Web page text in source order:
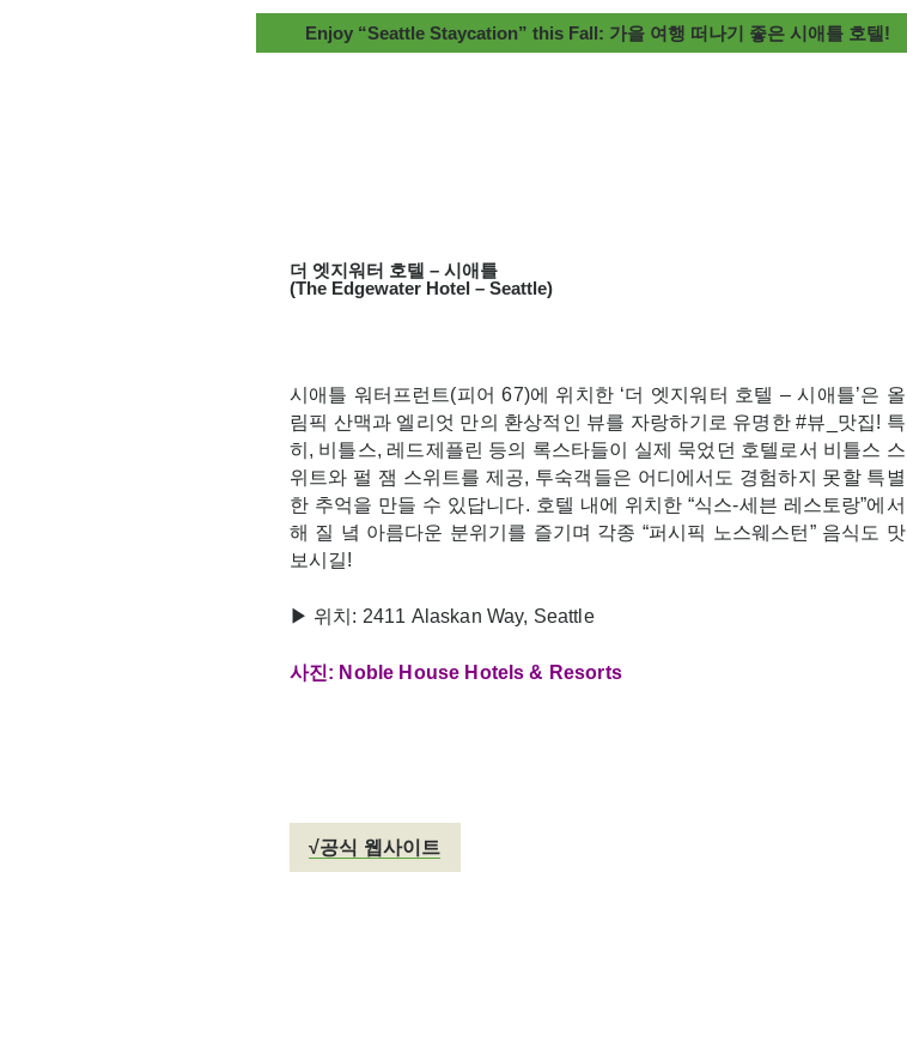
Enjoy “Seattle Staycation” this Fall: 가을 여행 떠나기 좋은 시애틀 호텔!
더 엣지워터 호텔 – 시애틀
(The Edgewater Hotel – Seattle)
시애틀 워터프런트(피어 67)에 위치한 ‘더 엣지워터 호텔 – 시애틀’은 올
림픽 산맥과 엘리엇 만의 환상적인 뷰를 자랑하기로 유명한 #뷰_맛집! 특
히, 비틀스, 레드제플린 등의 록스타들이 실제 묵었던 호텔로서 비틀스 스
위트와 펄 잼 스위트를 제공, 투숙객들은 어디에서도 경험하지 못할 특별
한 추억을 만들 수 있답니다. 호텔 내에 위치한 “식스-세븐 레스토랑”에서
해 질 녘 아름다운 분위기를 즐기며 각종 “퍼시픽 노스웨스턴” 음식도 맛
보시길!
▶ 위치: 2411 Alaskan Way, Seattle
사진: Noble House Hotels & Resorts
√공식 웹사이트